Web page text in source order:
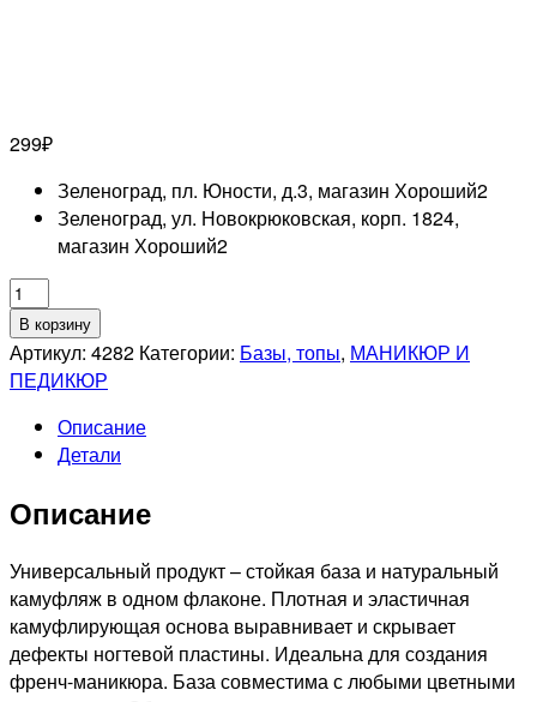
299₽
Зеленоград, пл. Юности, д.3, магазин Хороший2
Зеленоград, ул. Новокрюковская, корп. 1824,
магазин Хороший2
Количество
товара
RUNAIL
Каучуковая
база
для
лака,
№4282
В корзину
Артикул: 4282 Категории: Базы, топы, МАНИКЮР И
ПЕДИКЮР
Описание
Детали
Описание
Универсальный продукт – стойкая база и натуральный
камуфляж в одном флаконе. Плотная и эластичная
камуфлирующая основа выравнивает и скрывает
дефекты ногтевой пластины. Идеальна для создания
френч-маникюра. База совместима с любыми цветными